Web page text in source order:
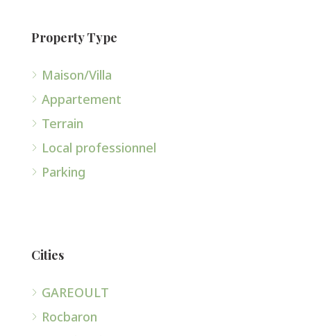
Property Type
Maison/Villa
Appartement
Terrain
Local professionnel
Parking
Cities
GAREOULT
Rocbaron